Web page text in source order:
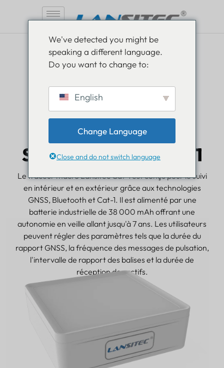
Suivi de macro Bluetooth CAT-1
Suivi de macros Cat-1
Le traceur macro Lansitec Cat-1 est conçu pour le suivi
en intérieur et en extérieur grâce aux technologies
GNSS, Bluetooth et Cat-1. Il est alimenté par une
batterie industrielle de 38 000 mAh offrant une
autonomie en veille allant jusqu'à 7 ans. Les utilisateurs
peuvent régler des paramètres tels que la durée du
rapport GNSS, la fréquence des messages de pulsation,
l'intervalle de rapport des balises et la durée de
réception des actifs.
We've detected you might be
speaking a different language.
Do you want to change to:
English
Change Language
Close and do not switch language